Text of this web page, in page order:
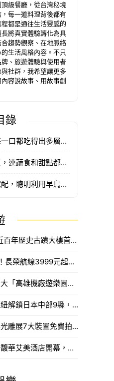
級餐廳，從台灣秘境
每一道料理背後都有
都是通往生活靈感的
將真實體驗轉化為具
趨勢觀察、在地脈絡
生活風格內容。不只
、旅遊體驗與使用者
社群，我希望讓更多
容說故事、用故事創
錄
捨得用頂級海陸好料，每一口都吃得出多層次的奢華感
找回記憶中的家鄉老味道，連蔬食和甜點都精緻得像精品
線上動動手指就能全台宅配，聰明利用早鳥和會員優惠省荷包
2026空總晴空季免費拍！近百年歷史古蹟大樓首度開放，沈浸式光影藝術、星空劇場。
機票與鬼滅VIP席限時搶購！長榮航線3999元起，中信兄弟主題套票8月7日開賣攻略。
開箱全新親子景點！全台最大「高雄機廠遊樂園區」8/8開幕，攀岩場、戲水區30項設施免費玩。
秋季旅日新選擇！名古屋樞紐解鎖日本中部9縣，搶先預訂父親節孝親賞楓之旅。
等淡水煙火先拍！八里左岸光雕展7大裝置免費拍，新北夏日浪漫旅遊。
板橋新地標開箱！台北板橋馥華艾美酒店開幕，高空泳池與絕美酒吧亮點一次看。